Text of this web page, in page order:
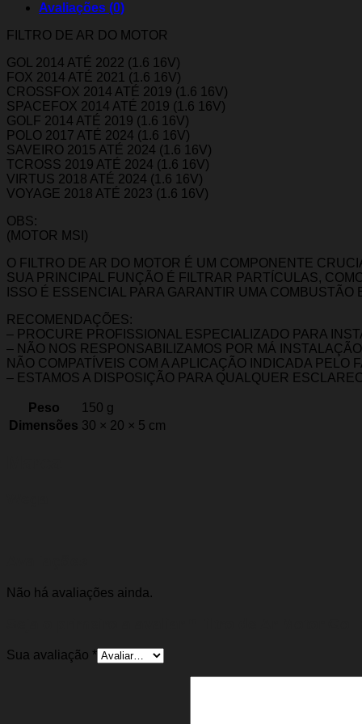
Avaliações (0)
FILTRO DE AR DO MOTOR
GOL 2014 ATÉ 2022 (1.6 16V)
FOX 2014 ATÉ 2021 (1.6 16V)
CROSSFOX 2014 ATÉ 2019 (1.6 16V)
SPACEFOX 2014 ATÉ 2019 (1.6 16V)
GOLF 2014 ATÉ 2019 (1.6 16V)
POLO 2017 ATÉ 2024 (1.6 16V)
SAVEIRO 2015 ATÉ 2024 (1.6 16V)
TCROSS 2019 ATÉ 2024 (1.6 16V)
VIRTUS 2018 ATÉ 2024 (1.6 16V)
VOYAGE 2018 ATÉ 2023 (1.6 16V)
OBS:
(MOTOR MSI)
O FILTRO DE AR DO MOTOR É UM COMPONENTE
SUA PRINCIPAL FUNÇÃO É FILTRAR PARTÍCULAS,
ISSO É ESSENCIAL PARA GARANTIR UMA
RECOMENDAÇÕES:
– PROCURE PROFISSIONAL ESPECIALIZADO PARA
– NÃO NOS RESPONSABILIZAMOS POR MÁ
NÃO COMPATÍVEIS COM A APLICAÇÃO INDICADA PELO
– ESTAMOS A DISPOSIÇÃO PARA QUALQUER
Peso
150 g
Dimensões 30 × 20 × 5 cm
Não há avaliações ainda.
Sua avaliação *